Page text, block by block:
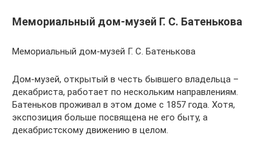
Мемориальный дом-музей Г. С. Батенькова
Мемориальный дом-музей Г. С. Батенькова
Дом-музей, открытый в честь бывшего владельца –
декабриста, работает по нескольким направлениям.
Батеньков проживал в этом доме с 1857 года. Хотя,
экспозиция больше посвящена не его быту, а
декабристскому движению в целом.